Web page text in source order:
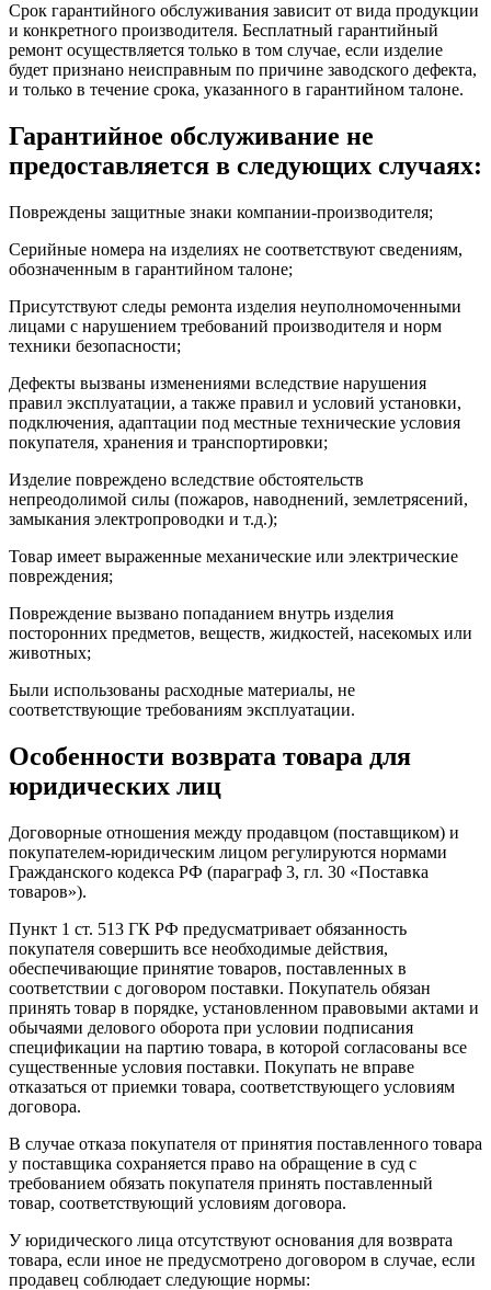
Срок гарантийного обслуживания зависит от вида продукции
и конкретного производителя. Бесплатный гарантийный
ремонт осуществляется только в том случае, если изделие
будет признано неисправным по причине заводского дефекта,
и только в течение срока, указанного в гарантийном талоне.
Гарантийное обслуживание не
предоставляется в следующих случаях:
Повреждены защитные знаки компании-производителя;
Серийные номера на изделиях не соответствуют сведениям,
обозначенным в гарантийном талоне;
Присутствуют следы ремонта изделия неуполномоченными
лицами с нарушением требований производителя и норм
техники безопасности;
Дефекты вызваны изменениями вследствие нарушения
правил эксплуатации, а также правил и условий установки,
подключения, адаптации под местные технические условия
покупателя, хранения и транспортировки;
Изделие повреждено вследствие обстоятельств
непреодолимой силы (пожаров, наводнений, землетрясений,
замыкания электропроводки и т.д.);
Товар имеет выраженные механические или электрические
повреждения;
Повреждение вызвано попаданием внутрь изделия
посторонних предметов, веществ, жидкостей, насекомых или
животных;
Были использованы расходные материалы, не
соответствующие требованиям эксплуатации.
Особенности возврата товара для
юридических лиц
Договорные отношения между продавцом (поставщиком) и
покупателем-юридическим лицом регулируются нормами
Гражданского кодекса РФ (параграф 3, гл. 30 «Поставка
товаров»).
Пункт 1 ст. 513 ГК РФ предусматривает обязанность
покупателя совершить все необходимые действия,
обеспечивающие принятие товаров, поставленных в
соответствии с договором поставки. Покупатель обязан
принять товар в порядке, установленном правовыми актами и
обычаями делового оборота при условии подписания
спецификации на партию товара, в которой согласованы все
существенные условия поставки. Покупать не вправе
отказаться от приемки товара, соответствующего условиям
договора.
В случае отказа покупателя от принятия поставленного товара
у поставщика сохраняется право на обращение в суд с
требованием обязать покупателя принять поставленный
товар, соответствующий условиям договора.
У юридического лица отсутствуют основания для возврата
товара, если иное не предусмотрено договором в случае, если
продавец соблюдает следующие нормы: